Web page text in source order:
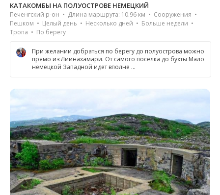
КАТАКОМБЫ НА ПОЛУОСТРОВЕ НЕМЕЦКИЙ
Печенгский р-он • Длина маршрута: 10.96 км • Сооружения •
Пешком • Целый день • Несколько дней • Больше недели •
Тропа • По берегу
При желании добраться по берегу до полуострова можно
прямо из Лиинахамари. От самого поселка до бухты Мало
немецкой Западной идет вполне …